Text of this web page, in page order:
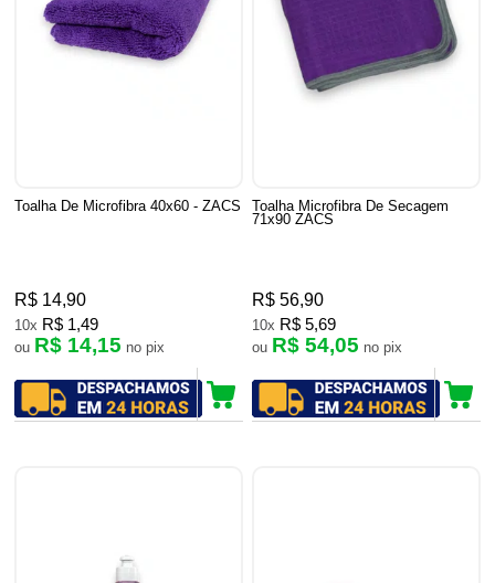
Toalha De Microfibra 40x60 - ZACS
R$ 14,90
10x R$ 1,49
ou R$ 14,15 no pix
Toalha Microfibra De Secagem
71x90 ZACS
R$ 56,90
10x R$ 5,69
ou R$ 54,05 no pix